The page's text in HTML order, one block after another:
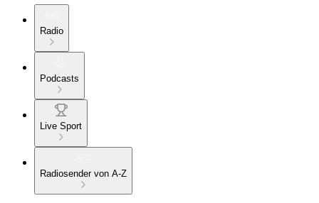
Radio
Podcasts
Live Sport
Radiosender von A-Z